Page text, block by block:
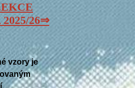
26⇒
vzory je
.